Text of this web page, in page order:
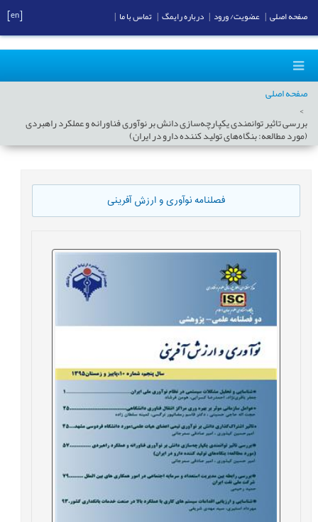
صفحه اصلی
بررسی تاثیر توانمندی یکپارچه‌سازی دانش بر نوآوری فناورانه و عملکرد راهبردی
(مورد مطالعه: بنگاه‌های تولید کننده دارو در ایران)
فصلنامه نوآوری و ارزش آفرینی
صفحه اصلی عضویت/ ورود درباره رایمگ تماس با ما